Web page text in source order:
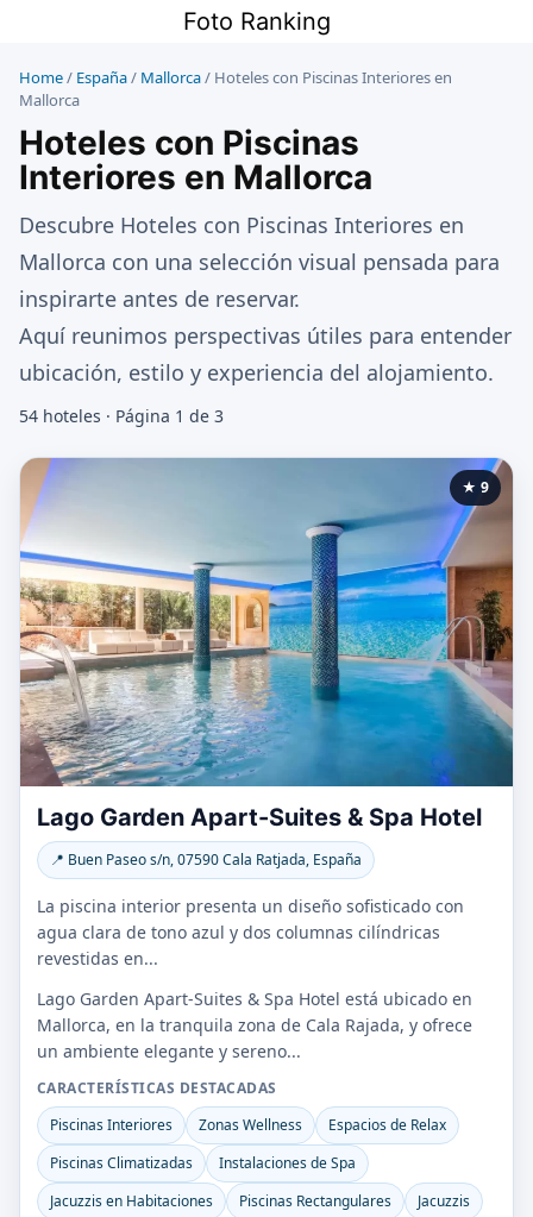
contenido
Foto Ranking
Home/ España/ Mallorca/ Hoteles con Piscinas Interiores en
Mallorca
Hoteles con Piscinas
Interiores en Mallorca
Descubre Hoteles con Piscinas Interiores en
Mallorca con una selección visual pensada para
inspirarte antes de reservar.
Aquí reunimos perspectivas útiles para entender
ubicación, estilo y experiencia del alojamiento.
54 hoteles · Página 1 de 3
★ 9
Lago Garden Apart-Suites & Spa Hotel
📍 Buen Paseo s/n, 07590 Cala Ratjada, España
La piscina interior presenta un diseño sofisticado con
agua clara de tono azul y dos columnas cilíndricas
revestidas en...
Lago Garden Apart-Suites & Spa Hotel está ubicado en
Mallorca, en la tranquila zona de Cala Rajada, y ofrece
un ambiente elegante y sereno...
CARACTERÍSTICAS DESTACADAS
Piscinas Interiores
Zonas Wellness
Espacios de Relax
Piscinas Climatizadas
Instalaciones de Spa
Jacuzzis en Habitaciones
Piscinas Rectangulares
Jacuzzis